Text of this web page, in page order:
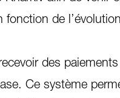
de
des
Ce système